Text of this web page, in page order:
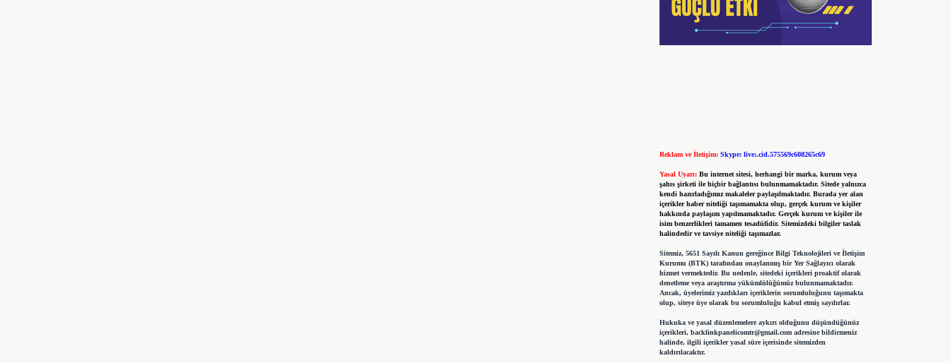
Reklam ve İletişim: Skype: live:.cid.575569c608265c69
Yasal Uyarı: Bu internet sitesi, herhangi bir marka, kurum veya
şahıs şirketi ile hiçbir bağlantısı bulunmamaktadır. Sitede yalnızca
kendi hazırladığımız makaleler paylaşılmaktadır. Burada yer alan
içerikler haber niteliği taşımamakta olup, gerçek kurum ve kişiler
hakkında paylaşım yapılmamaktadır. Gerçek kurum ve kişiler ile
isim benzerlikleri tamamen tesadüfidir. Sitemizdeki bilgiler taslak
halindedir ve tavsiye niteliği taşımazlar.
Sitemiz, 5651 Sayılı Kanun gereğince Bilgi Teknolojileri ve İletişim
Kurumu (BTK) tarafından onaylanmış bir Yer Sağlayıcı olarak
hizmet vermektedir. Bu nedenle, sitedeki içerikleri proaktif olarak
denetleme veya araştırma yükümlülüğümüz bulunmamaktadır.
Ancak, üyelerimiz yazdıkları içeriklerin sorumluluğunu taşımakta
olup, siteye üye olarak bu sorumluluğu kabul etmiş sayılırlar.
Hukuka ve yasal düzenlemelere aykırı olduğunu düşündüğünüz
içerikleri, backlinkpanelicomtr@gmail.comadresine bildirmeniz
halinde, ilgili içerikler yasal süre içerisinde sitemizden
kaldırılacaktır.